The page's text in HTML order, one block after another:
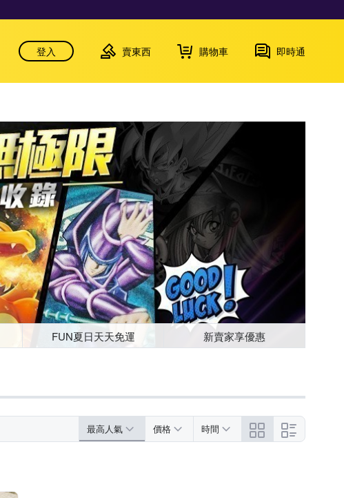
登入 賣東西 購物車 即時通
FUN夏日天天免運 新賣家享優惠
最高人氣 價格 時間